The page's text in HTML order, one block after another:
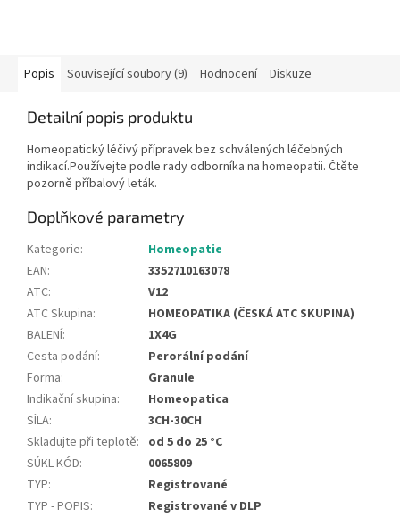
Popis Související soubory (9) Hodnocení Diskuze
Detailní popis produktu
Homeopatický léčivý přípravek bez schválených léčebných
indikací.Používejte podle rady odborníka na homeopatii. Čtěte
pozorně příbalový leták.
Doplňkové parametry
Kategorie:
Homeopatie
EAN:
3352710163078
ATC:
V12
ATC Skupina:
HOMEOPATIKA (ČESKÁ ATC SKUPINA)
BALENÍ:
1X4G
Cesta podání:
Perorální podání
Forma:
Granule
Indikační skupina:
Homeopatica
SÍLA:
3CH-30CH
Skladujte při teplotě: od 5 do 25 °C
SÚKL KÓD:
0065809
TYP:
Registrované
TYP - POPIS: Registrované v DLP